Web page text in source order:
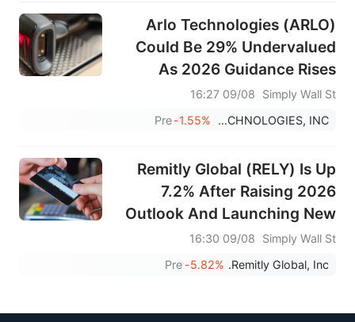
Arlo Technologies (ARLO)
Could Be 29% Undervalued
As 2026 Guidance Rises
Simply Wall St
09/08 16:27
ARLO TECHNOLOGIES, INC.
-1.55%
Pre
Remitly Global (RELY) Is Up
7.2% After Raising 2026
Outlook And Launching New
Global Card Product – Has
The Bull Case Changed?
Simply Wall St
09/08 16:30
Remitly Global, Inc.
-5.82%
Pre